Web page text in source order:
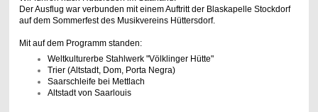
Der Ausflug war verbunden mit einem Auftritt der Blaskapelle Stockdorf
auf dem Sommerfest des Musikvereins Hüttersdorf.
Mit auf dem Programm standen:
Weltkulturerbe Stahlwerk "Völklinger Hütte"
Trier (Altstadt, Dom, Porta Negra)
Saarschleife bei Mettlach
Altstadt von Saarlouis